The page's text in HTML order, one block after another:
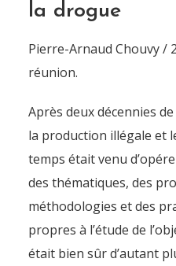
la drogue
Pierre-Arnaud Chouvy /
réunion.
Après deux décennies
la production illégale et
temps était venu
des thématiques, des
méthodologies et des
propres à l’étude de
était bien sûr d’autant